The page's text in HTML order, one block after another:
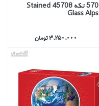
570 تكه 45708 Stained
Glass Alps
3,250,000 تومان